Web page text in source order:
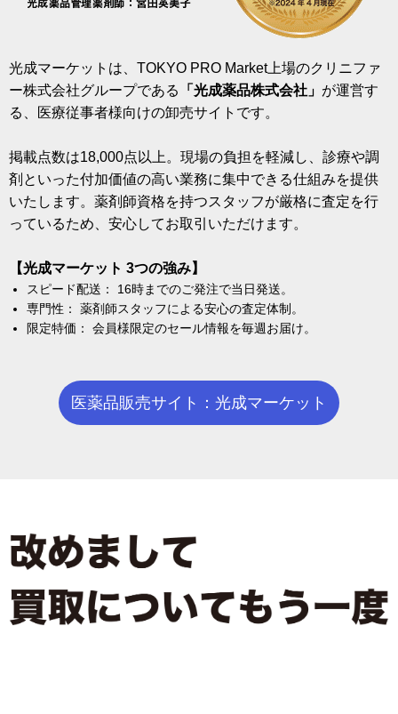
光成マーケットは、TOKYO PRO Market上場のクリニファ
ー株式会社グループである
「光成薬品株式会社」 が運営す
る、医療従事者様向けの卸売サイトです。
掲載点数は18,000点以上。現場の負担を軽減し、診療や調
剤といった付加価値の高い業務に集中できる仕組みを提供
いたします。薬剤師資格を持つスタッフが厳格に査定を行
っているため、安心してお取引いただけます。
【光成マーケット 3つの強み】
スピード配送： 16時までのご発注で当日発送。
専門性： 薬剤師スタッフによる安心の査定体制。
限定特価： 会員様限定のセール情報を毎週お届け。
医薬品販売サイト：光成マーケット